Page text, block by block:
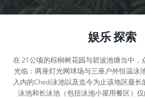
娱乐 探索
在 21 公顷的棕榈树花园与碧波池塘当中，
光临：两座灯光网球场与三座户外恒温泳
入内的Chedi泳池以及迄今为止该地区最长
泳池和长泳池（包括泳池小屋用餐区）